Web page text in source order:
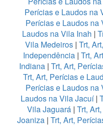
Perícias e Laudos na
Perícias e Laudos na
Laudos na Vila Inah |
Vila Medeiros | Trt,
Independência | Trt,
Indiana | Trt, Art,
Trt, Art, Perícias e
Perícias e Laudos na
Laudos na Vila Jacuí|
Vila Jaguará | Trt,
Joaniza| Trt, Art,